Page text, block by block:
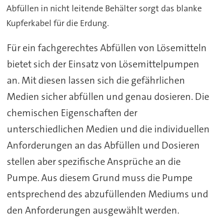
Abfüllen in nicht leitende Behälter sorgt das blanke
Kupferkabel für die Erdung.
Für ein fachgerechtes Abfüllen von Lösemitteln
bietet sich der Einsatz von Lösemittelpumpen
an. Mit diesen lassen sich die gefährlichen
Medien sicher abfüllen und genau dosieren. Die
chemischen Eigenschaften der
unterschiedlichen Medien und die individuellen
Anforderungen an das Abfüllen und Dosieren
stellen aber spezifische Ansprüche an die
Pumpe. Aus diesem Grund muss die Pumpe
entsprechend des abzufüllenden Mediums und
den Anforderungen ausgewählt werden.